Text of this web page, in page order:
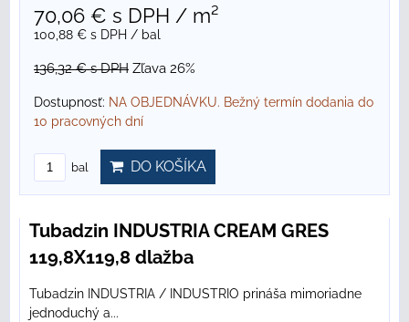
70,06 € s DPH / m²
100,88 € s DPH / bal
136,32 €s DPH Zľava 26%
Dostupnosť: NA OBJEDNÁVKU. Bežný termín dodania do
10 pracovných dní
bal DO KOŠÍKA
Tubadzin INDUSTRIA CREAM GRES
119,8X119,8 dlažba
Tubadzin INDUSTRIA / INDUSTRIO prináša mimoriadne
jednoduchý a...